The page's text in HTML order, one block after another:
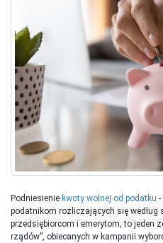
Podniesienie kwoty wolnej od podatku -
podatnikom rozliczających się według
przedsiębiorcom i emerytom, to jeden
rządów”, obiecanych w kampanii